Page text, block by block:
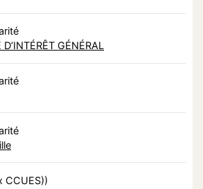
D’INTÉRÊT GÉNÉRAL
CCUES))